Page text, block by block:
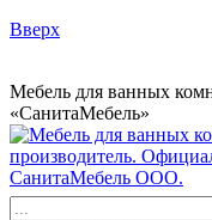
Вверх
Мебель для ванных
«СанитаМебель»